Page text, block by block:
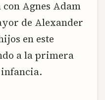
con Agnes Adam
de Alexander
en este
a la primera